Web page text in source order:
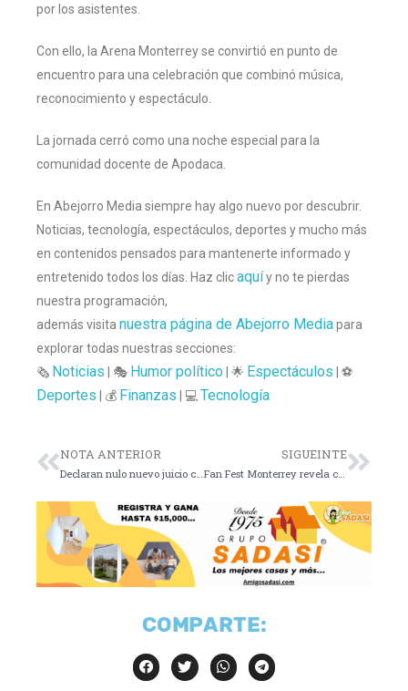
por los asistentes.
Con ello, la Arena Monterrey se convirtió en punto de
encuentro para una celebración que combinó música,
reconocimiento y espectáculo.
La jornada cerró como una noche especial para la
comunidad docente de Apodaca.
En Abejorro Media siempre hay algo nuevo por descubrir.
Noticias, tecnología, espectáculos, deportes y mucho más
en contenidos pensados para mantenerte informado y
entretenido todos los días. Haz clicaquíy no te pierdas
nuestra programación,
además visita nuestra página de Abejorro Mediapara
explorar todas nuestras secciones:
🗞️ Noticias | 🎭 Humor político| 🌟 Espectáculos | ⚽
Deportes | 💰 Finanzas | 💻 Tecnología
NOTA ANTERIOR SIGUEINTE
Fan Fest Monterrey revela cartel musical
COMPARTE: